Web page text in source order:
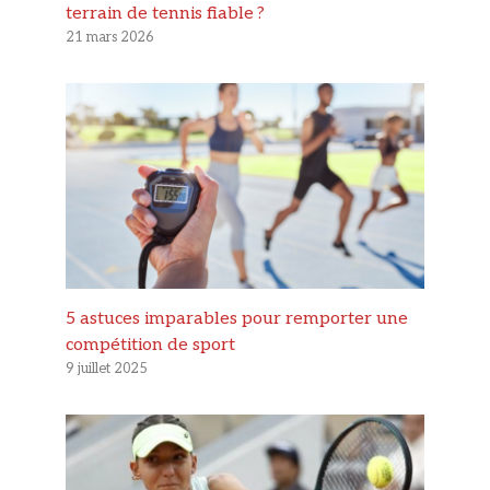
terrain de tennis fiable ?
21 mars 2026
5 astuces imparables pour remporter une
compétition de sport
9 juillet 2025